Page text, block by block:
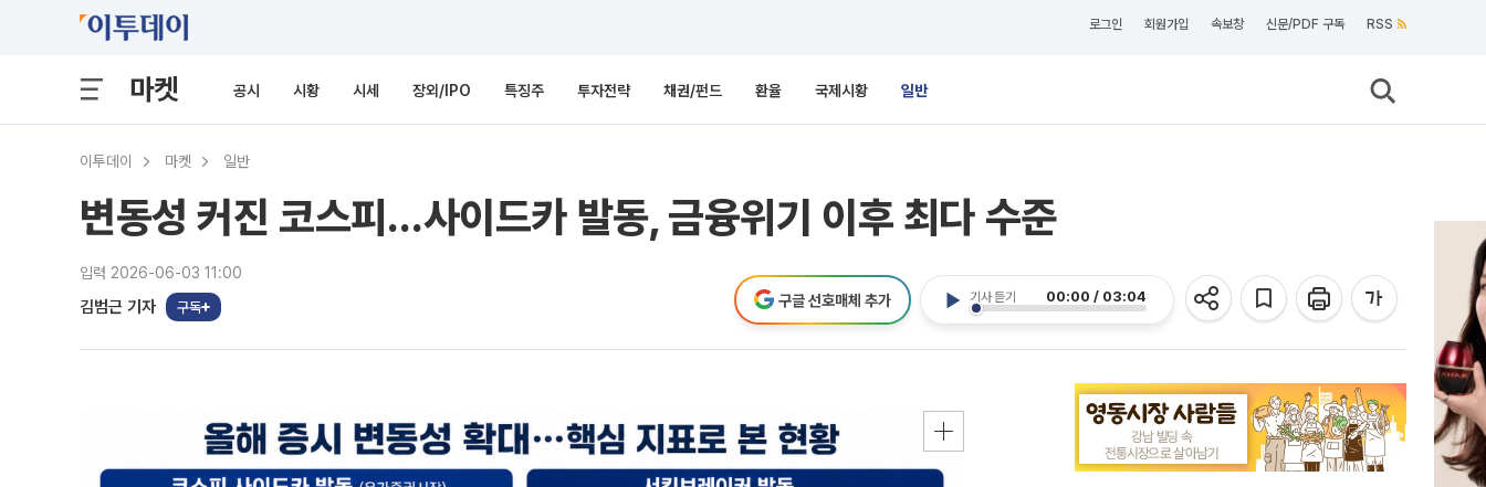
로그인 회원가입 속보창 신문/PDF 구독 RSS
마켓 공시 시황 시세 장외/IPO 특징주 투자전략 채권/펀드 환율 국제시황 일반
이투데이 마켓 일반
변동성 커진 코스피…사이드카 발동, 금융위기 이후 최다 수준
입력 2026-06-03 11:00
김범근 기자 구독
기사 듣기 00:00 / 03:04
구글 선호매체 추가